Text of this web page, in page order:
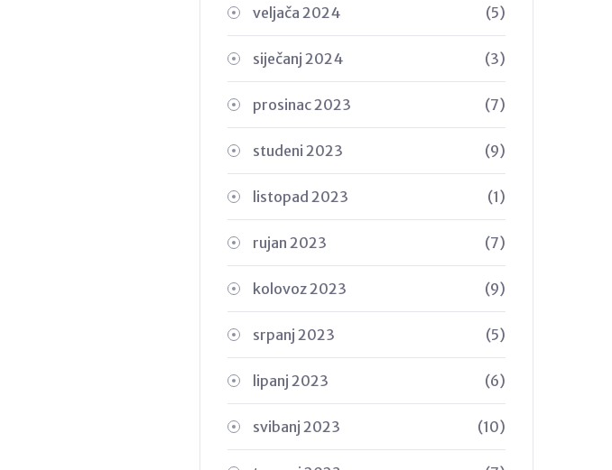
veljača 2024 (5)
siječanj 2024 (3)
prosinac 2023 (7)
studeni 2023 (9)
listopad 2023 (1)
rujan 2023 (7)
kolovoz 2023 (9)
srpanj 2023 (5)
lipanj 2023 (6)
svibanj 2023 (10)